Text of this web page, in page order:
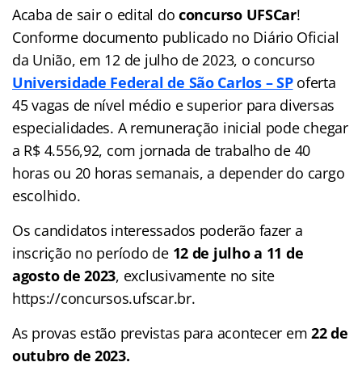
Acaba de sair o edital do concurso UFSCar!
Conforme documento publicado no Diário Oficial
da União, em 12 de julho de 2023, o concurso
Universidade Federal de São Carlos – SPoferta
45 vagas de nível médio e superior para diversas
especialidades. A remuneração inicial pode chegar
a R$ 4.556,92, com jornada de trabalho de 40
horas ou 20 horas semanais, a depender do cargo
escolhido.
Os candidatos interessados poderão fazer a
inscrição no período de 12 de julho a 11 de
agosto de 2023, exclusivamente no site
https://concursos.ufscar.br.
As provas estão previstas para acontecer em22 de
outubro de 2023.